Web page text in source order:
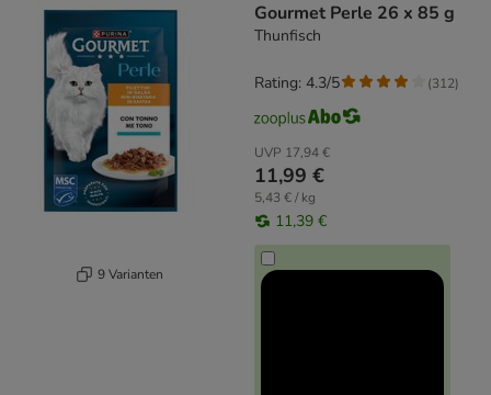
9 Varianten
Gourmet Perle 26 x 85 g
Thunfisch
UVP 17,94 €
11,99 €
5,43 € / kg
11,39 €
Rating: 4.3/5 (312)